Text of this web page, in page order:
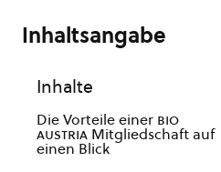
Inhaltsangabe
Inhalte
Die Vorteile einer bio
austria Mitgliedschaft auf
einen Blick